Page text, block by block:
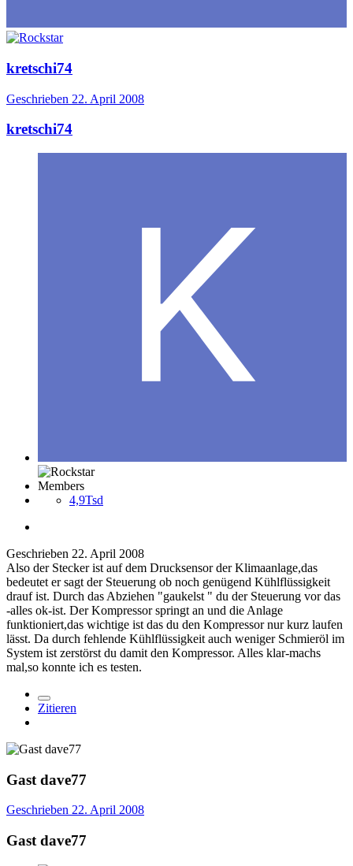
kretschi74
Geschrieben 22. April 2008
kretschi74
Members
4,9Tsd
Geschrieben 22. April 2008
Also der Stecker ist auf dem Drucksensor der Klimaanlage,das
bedeutet er sagt der Steuerung ob noch genügend Kühlflüssigkeit
drauf ist. Durch das Abziehen "gaukelst " du der Steuerung vor das
-alles ok-ist. Der Kompressor springt an und die Anlage
funktioniert,das wichtige ist das du den Kompressor nur kurz laufen
lässt. Da durch fehlende Kühlflüssigkeit auch weniger Schmieröl im
System ist zerstörst du damit den Kompressor. Alles klar-machs
mal,so konnte ich es testen.
Zitieren
Gast dave77
Geschrieben 22. April 2008
Gast dave77